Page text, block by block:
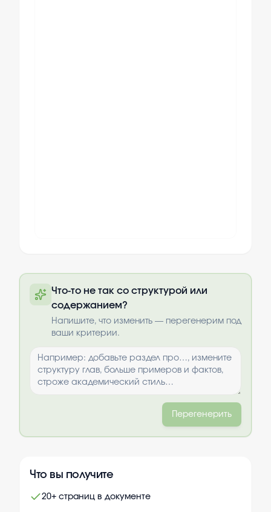
оплаты
Что-то не так со структурой или
содержанием?
Напишите, что изменить — перегенерим под
ваши критерии.
Перегенерить
Что вы получите
20+ страниц в документе